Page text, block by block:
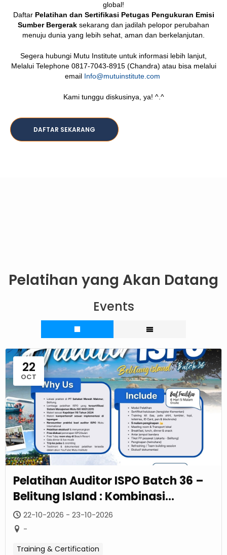
global!
DaftarPelatihan dan Sertifikasi Petugas Pengukuran Emisi
Sumber Bergerak sekarang dan jadilah pelopor perubahan
menuju dunia yang lebih sehat, aman dan berkelanjutan.
Segera hubungi Mutu Institute untuk informasi lebih lanjut,
Melalui Telephone 0817-7043-8915 (Chandra) atau bisa melalui
email Info@mutuinstitute.com
Kami tunggu diskusinya, ya! ^.^
DAFTAR SEKARANG
Pelatihan yang Akan Datang
Events
22
OCT
Pelatihan Auditor ISPO Batch 36 –
Belitung Island : Kombinasi
Sertifikasi Profesional Dan
Pengalaman Lapangan Eksklusif –
Oktober 2026
22-10-2026 - 23-10-2026
-
Training & Certification